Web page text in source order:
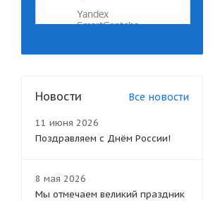
Новости Все новости
11 июня 2026
Поздравляем с Днём России!
8 мая 2026
Мы отмечаем великий праздник